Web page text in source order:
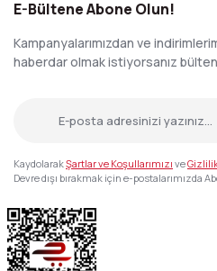
E-Bültene Abone Olun!
Kampanyalarımızdan ve
haberdar olmak istiyorsanız
KaydolarakŞartlar ve Koşullarımızı ve
Devre dışı bırakmak için e-postalarımızda